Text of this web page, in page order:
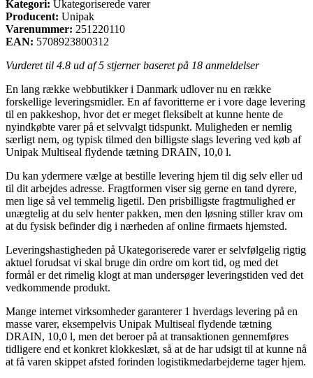
Kategori: Ukategoriserede varer
Producent: Unipak
Varenummer: 251220110
EAN: 5708923800312
Vurderet til 4.8 ud af 5 stjerner baseret på 18 anmeldelser
En lang række webbutikker i Danmark udlover nu en række
forskellige leveringsmidler. En af favoritterne er i vore dage levering
til en pakkeshop, hvor det er meget fleksibelt at kunne hente de
nyindkøbte varer på et selvvalgt tidspunkt. Muligheden er nemlig
særligt nem, og typisk tilmed den billigste slags levering ved køb af
Unipak Multiseal flydende tætning DRAIN, 10,0 l.
Du kan ydermere vælge at bestille levering hjem til dig selv eller ud
til dit arbejdes adresse. Fragtformen viser sig gerne en tand dyrere,
men lige så vel temmelig ligetil. Den prisbilligste fragtmulighed er
unægtelig at du selv henter pakken, men den løsning stiller krav om
at du fysisk befinder dig i nærheden af online firmaets hjemsted.
Leveringshastigheden på Ukategoriserede varer er selvfølgelig rigtig
aktuel forudsat vi skal bruge din ordre om kort tid, og med det
formål er det rimelig klogt at man undersøger leveringstiden ved det
vedkommende produkt.
Mange internet virksomheder garanterer 1 hverdags levering på en
masse varer, eksempelvis Unipak Multiseal flydende tætning
DRAIN, 10,0 l, men det beroer på at transaktionen gennemføres
tidligere end et konkret klokkeslæt, så at de har udsigt til at kunne nå
at få varen skippet afsted forinden logistikmedarbejderne tager hjem.